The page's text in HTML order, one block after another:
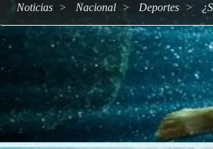
Noticias Nacional deportes